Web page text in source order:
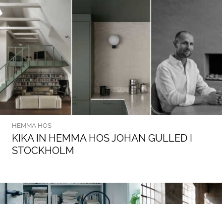
HEMMA HOS
KIKA IN HEMMA HOS JOHAN GULLED I
STOCKHOLM